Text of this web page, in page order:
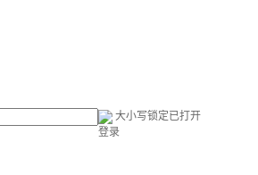
大小写锁定已打开
登录